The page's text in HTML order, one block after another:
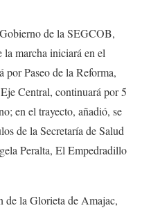
de la SEGCOB,
marcha iniciará en el
por Paseo de la Reforma,
Central, continuará por 5
en el trayecto, añadió, se
de la Secretaría de Salud
Peralta, El Empedradillo
de la Glorieta de Amajac,